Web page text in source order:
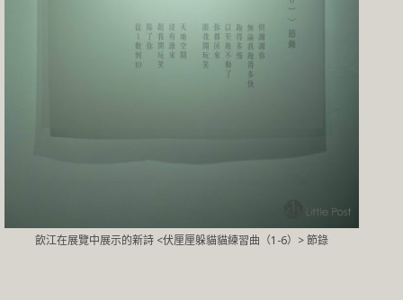
飲江在展覽中展示的新詩 <伏厘厘躲貓貓練習曲（1-6）> 節錄